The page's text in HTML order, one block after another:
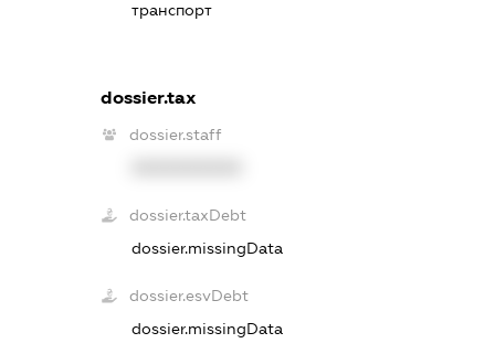
транспорт
dossier.tax
dossier.staff
dossier.taxDebt
dossier.missingData
dossier.esvDebt
dossier.missingData